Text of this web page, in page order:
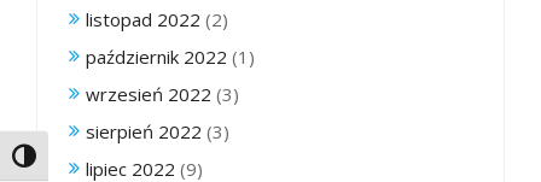
Toggle High Contrast
listopad 2022 (2)
październik 2022 (1)
wrzesień 2022 (3)
sierpień 2022 (3)
lipiec 2022 (9)